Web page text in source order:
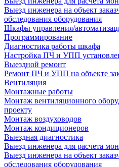
Выезд инженера на объект
обследования оборудования
Шкафы управления/
Программирование
Диагностика работы шкафа
Настройка ПЧ и УПП
Выездной ремонт
Ремонт ПЧ и УПП на объекте
Вентиляция
Монтажные работы
Монтаж вентиляционного
проекту
Монтаж воздуховодов
Монтаж кондиционеров
Выездная диагностика
Выезд инженера для расчета
Выезд инженера на объект
обследования оборудования